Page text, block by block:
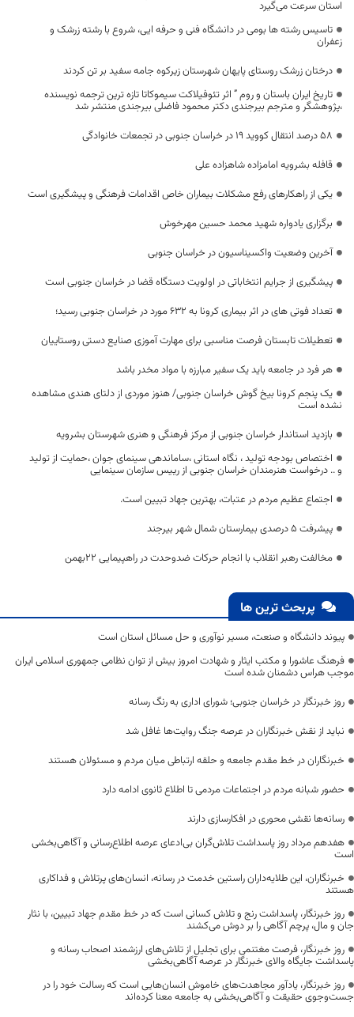
استان سرعت می‌گیرد
تاسیس رشته ها بومی در دانشگاه فنی و حرفه ایی، شروع با رشته زرشک و
زعفران
درختان زرشک روستای پایهان شهرستان زیرکوه جامه سفید بر تن کردند
تاریخ ایران باستان و روم ” اثر تئوفیلاکت سیموکاتا تازه ترین ترجمه نویسنده
،پژوهشگر و مترجم بیرجندی دکتر محمود فاضلی بیرجندی منتشر شد
۵۸ درصد انتقال کووید ۱۹ در خراسان جنوبی در تجمعات خانوادگی
قافله بشرویه امامزاده شاهزاده علی
یکی از راهکارهای رفع مشکلات بیماران خاص اقدامات فرهنگی و پیشگیری است
برگزاری یادواره شهید محمد حسین مهرخوش
آخرین وضعیت واکسیناسیون در خراسان جنوبی
پیشگیری از جرایم انتخاباتی در اولویت دستگاه قضا در خراسان جنوبی است
تعداد فوتی های در اثر بیماری کرونا به 632 مورد در خراسان جنوبی رسید؛
تعطیلات تابستان فرصت مناسبی برای مهارت آموزی صنایع دستی روستاییان
هر فرد در جامعه باید یک سفیر مبارزه با مواد مخدر باشد
یک پنجم کرونا بیخ گوش خراسان جنوبی/ هنوز موردی از دلتای هندی مشاهده
نشده است
بازدید استاندار خراسان جنوبی از مرکز فرهنگی و هنری شهرستان بشرویه
اختصاص بودجه تولید ، نگاه استانی ،ساماندهی سینمای جوان ،حمایت از تولید
و .. درخواست هنرمندان خراسان جنوبی از رییس سازمان سینمایی
اجتماع عظیم مردم در عتبات، بهترین جهاد تبیین است.
پیشرفت ۵ درصدی بیمارستان شمال شهر بیرجند
مخالفت رهبر انقلاب با انجام حرکات ضدوحدت در راهپیمایی ۲۲بهمن
پربحث ترین ها
پیوند دانشگاه و صنعت، مسیر نوآوری و حل مسائل استان است
فرهنگ عاشورا و مکتب ایثار و شهادت امروز بیش از توان نظامی جمهوری اسلامی ایران
موجب هراس دشمنان شده است
روز خبرنگار در خراسان جنوبی؛ شورای اداری به رنگ رسانه
نباید از نقش خبرنگاران در عرصه جنگ روایت‌ها غافل شد
خبرنگاران در خط مقدم جامعه و حلقه ارتباطی میان مردم و مسئولان هستند
حضور شبانه مردم در اجتماعات مردمی تا اطلاع ثانوی ادامه دارد
رسانه‌ها نقشی محوری در افکارسازی دارند
هفدهم مرداد روز پاسداشت تلاش‌گران بی‌ادعای عرصه اطلاع‌رسانی و آگاهی‌بخشی
است
خبرنگاران، این طلایه‌داران راستین خدمت در رسانه، انسان‌های پرتلاش و فداکاری
هستند
روز خبرنگار، پاسداشت رنج و تلاش کسانی است که در خط مقدم جهاد تبیین، با نثار
جان و مال، پرچم آگاهی را بر دوش می‌کشند
روز خبرنگار، فرصت مغتنمی برای تجلیل از تلاش‌های ارزشمند اصحاب رسانه و
پاسداشت جایگاه والای خبرنگار در عرصه آگاهی‌بخشی
روز خبرنگار، یادآور مجاهدت‌های خاموش انسان‌هایی است که رسالت خود را در
جست‌وجوی حقیقت و آگاهی‌بخشی به جامعه معنا کرده‌اند